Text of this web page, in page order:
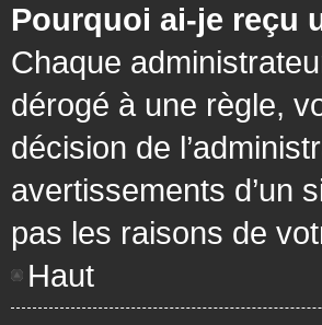
Pourquoi ai-je reçu
Chaque
dérogé à une règle,
décision de
avertissements d’un
pas les raisons de
Haut